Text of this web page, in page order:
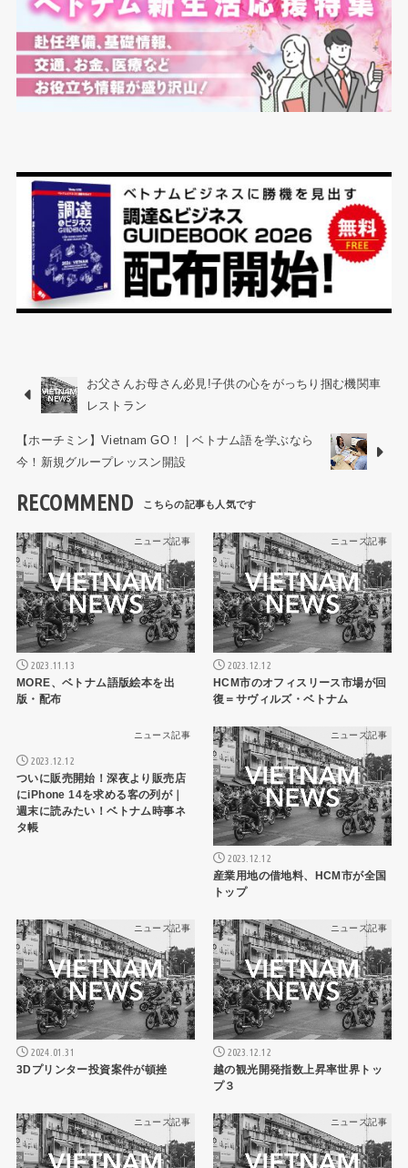
お父さんお母さん必見!子供の心をがっちり掴む機関車
レストラン
【ホーチミン】Vietnam GO！ | ベトナム語を学ぶなら
今！新規グループレッスン開設
RECOMMEND
ニュース記事
2023.11.13
MORE、ベトナム語版絵本を出
版・配布
ニュース記事
2023.12.12
HCM市のオフィスリース市場が回
復＝サヴィルズ・ベトナム
ニュース記事
2023.12.12
ついに販売開始！深夜より販売店
にiPhone 14を求める客の列が｜
週末に読みたい！ベトナム時事ネ
タ帳
ニュース記事
2023.12.12
産業用地の借地料、HCM市が全国
トップ
ニュース記事
2024.01.31
3Dプリンター投資案件が頓挫
ニュース記事
2023.12.12
越の観光開発指数上昇率世界トッ
プ３
ニュース記事 ニュース記事